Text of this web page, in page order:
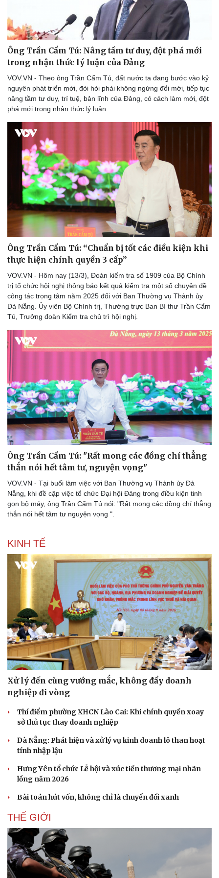
Thể thao
Bóng đá
Lịch thi đấu bóng đá
Thế giới thể thao
Hậu trường
Ô tô - Xe máy
Ô tô
Xe máy
Tư vấn
Doanh nghiệp Công nghệ
Ông Trần Cẩm Tú: Nâng tầm tư duy, đột phá mới
trong nhận thức lý luận của Đảng
VOV.VN - Theo ông Trần Cẩm Tú, đất nước ta đang bước vào kỷ
nguyên phát triển mới, đòi hỏi phải không ngừng đổi mới, tiếp tục
nâng tầm tư duy, trí tuệ, bản lĩnh của Đảng, có cách làm mới, đột
phá mới trong nhận thức lý luận.
Ông Trần Cẩm Tú: “Chuẩn bị tốt các điều kiện khi
thực hiện chính quyền 3 cấp”
VOV.VN - Hôm nay (13/3), Đoàn kiểm tra số 1909 của Bộ Chính
trị tổ chức hội nghị thông báo kết quả kiểm tra một số chuyên đề
công tác trọng tâm năm 2025 đối với Ban Thường vụ Thành ủy
Đà Nẵng. Ủy viên Bộ Chính trị, Thường trực Ban Bí thư Trần Cẩm
Tú, Trưởng đoàn Kiểm tra chủ trì hội nghị.
Ông Trần Cẩm Tú: "Rất mong các đồng chí thẳng
thắn nói hết tâm tư, nguyện vọng"
VOV.VN - Tại buổi làm việc với Ban Thường vụ Thành ủy Đà
Nẵng, khi đề cập việc tổ chức Đại hội Đảng trong điều kiện tinh
gọn bộ máy, ông Trần Cẩm Tú nói: "Rất mong các đồng chí thẳng
thắn nói hết tâm tư nguyện vọng ".
KINH TẾ
Xử lý đến cùng vướng mắc, không đẩy doanh
nghiệp đi vòng
Thí điểm phường XHCN Lào Cai: Khi chính quyền xoay
sở thủ tục thay doanh nghiệp
Đà Nẵng: Phát hiện và xử lý vụ kinh doanh lô than hoạt
tính nhập lậu
Hưng Yên tổ chức Lễ hội và xúc tiến thương mại nhãn
lồng năm 2026
Bài toán hút vốn, không chỉ là chuyển đổi xanh
THẾ GIỚI